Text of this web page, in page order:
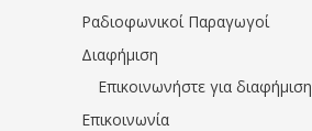
Ραδιοφωνικοί Παραγωγοί
Διαφήμιση
Επικοινωνήστε για διαφήμιση
Επικοινωνία